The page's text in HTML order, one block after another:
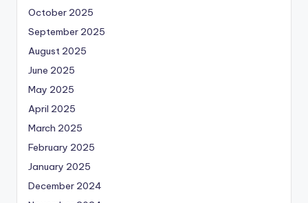
October 2025
September 2025
August 2025
June 2025
May 2025
April 2025
March 2025
February 2025
January 2025
December 2024